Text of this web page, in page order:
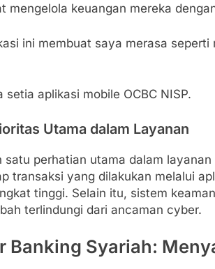
mengelola keuangan mereka
ini membuat saya merasa seperti
aplikasi mobile OCBC NISP.
Utama dalam Layanan
satu perhatian utama dalam layanan
transaksi yang dilakukan melalui
tinggi. Selain itu, sistem
terlindungi dari ancaman cyber.
Banking Syariah: